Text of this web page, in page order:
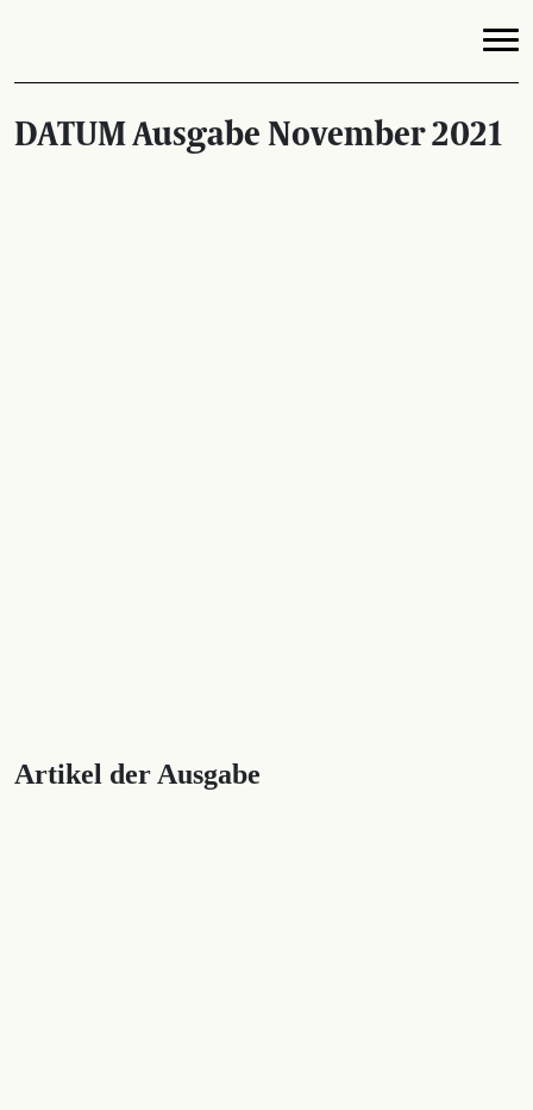
DATUM Ausgabe November 2021
Artikel der Ausgabe